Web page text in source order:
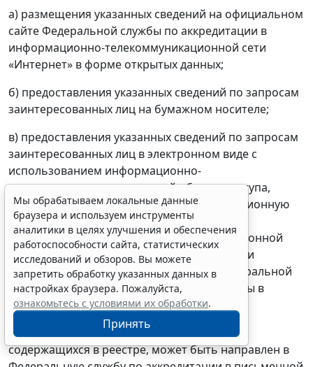
а) размещения указанных сведений на официальном
сайте Федеральной службы по аккредитации в
информационно-телекоммуникационной сети
«Интернет» в форме открытых данных;
б) предоставления указанных сведений по запросам
заинтересованных лиц на бумажном носителе;
в) предоставления указанных сведений по запросам
заинтересованных лиц в электронном виде с
использованием информационно-
телекоммуникационных сетей общего доступа,
включая информационно-телекоммуникационную
сеть «Интернет», в том числе посредством
федеральной государственной информационной
системы «Единый портал государственных и
муниципальных услуг (функций)» или федеральной
государственной информационной системы в
области аккредитации.
11. Запрос о предоставлении сведений,
содержащихся в реестре, может быть направлен в
Мы обрабатываем локальные данные
браузера и используем инструменты
аналитики в целях улучшения и обеспечения
работоспособности сайта, статистических
исследований и обзоров. Вы можете
запретить обработку указанных данных в
настройках браузера. Пожалуйста,
ознакомьтесь с условиями их обработки.
Принять